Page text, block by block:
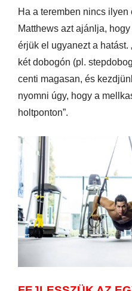
Ha a teremben nincs ilyen
Matthews azt ajánlja,
érjük el ugyanezt a hatást.
két dobogón (pl.
centi magasan, és
nyomni úgy, hogy a
holtponton”.